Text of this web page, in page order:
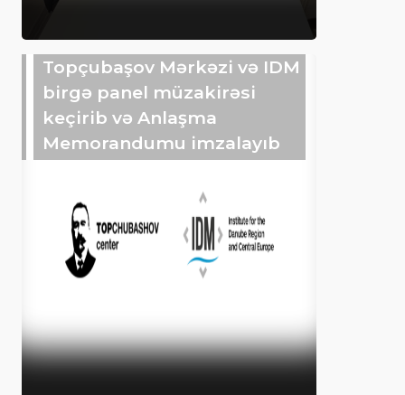
Topçubaşov Mərkəzi və IDM
birgə panel müzakirəsi
keçirib və Anlaşma
Memorandumu imzalayıb